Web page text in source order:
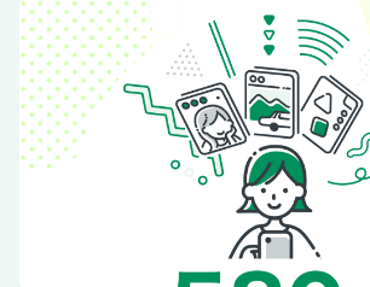
視環境で目の疲労度が変わるデジタルデ
方
眼圧が上昇しやすい睡眠中も眼圧を制御し
緑内障のリスクを生活の中で物理的に減ら
コラム2 千円札でもガボール・アイ
PART3 食習慣でできる！緑内障の進行
まずは3つの多すぎを見直しMIND食を基
緑内障を進行させないための食べ方5つの